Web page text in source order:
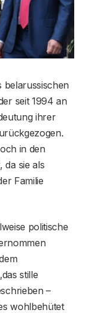
belarussischen
seit 1994 an
ihrer
in den
da sie als
Familie
politische
stille
–
wohlbehütet